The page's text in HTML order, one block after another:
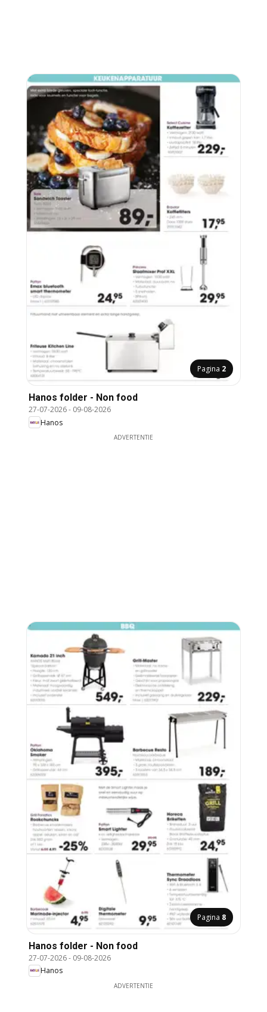
Pagina 2
Hanos folder - Non food
27-07-2026- 09-08-2026
Hanos
ADVERTENTIE
Pagina 8
Hanos folder - Non food
27-07-2026- 09-08-2026
Hanos
ADVERTENTIE